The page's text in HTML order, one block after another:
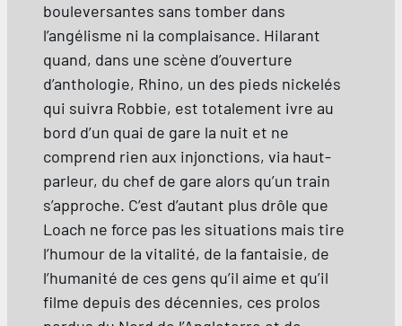
bouleversantes sans tomber dans
l’angélisme ni la complaisance. Hilarant
quand, dans une scène d’ouverture
d’anthologie, Rhino, un des pieds nickelés
qui suivra Robbie, est totalement ivre au
bord d’un quai de gare la nuit et ne
comprend rien aux injonctions, via haut-
parleur, du chef de gare alors qu’un train
s’approche. C’est d’autant plus drôle que
Loach ne force pas les situations mais tire
l’humour de la vitalité, de la fantaisie, de
l’humanité de ces gens qu’il aime et qu’il
filme depuis des décennies, ces prolos